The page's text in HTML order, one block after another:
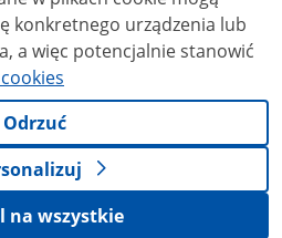
konkretnego urządzenia lub
a więc potencjalnie stanowić
Odrzuć
na wszystkie